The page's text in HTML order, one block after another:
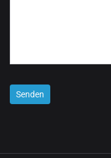
Bitte lasse dieses Feld leer.